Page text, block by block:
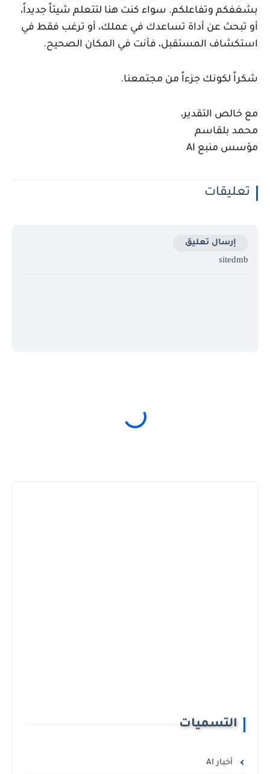
بشغفكم وتفاعلكم. سواء كنت هنا لتتعلم شيئاً جديداً،
أو تبحث عن أداة تساعدك في عملك، أو ترغب فقط في
استكشاف المستقبل، فأنت في المكان الصحيح.
شكراً لكونك جزءاً من مجتمعنا.
مع خالص التقدير،
محمد بلقاسم
مؤسس منبع AI
تعليقات
إرسال تعليق
sitedmb
التسميات
أخبار AI